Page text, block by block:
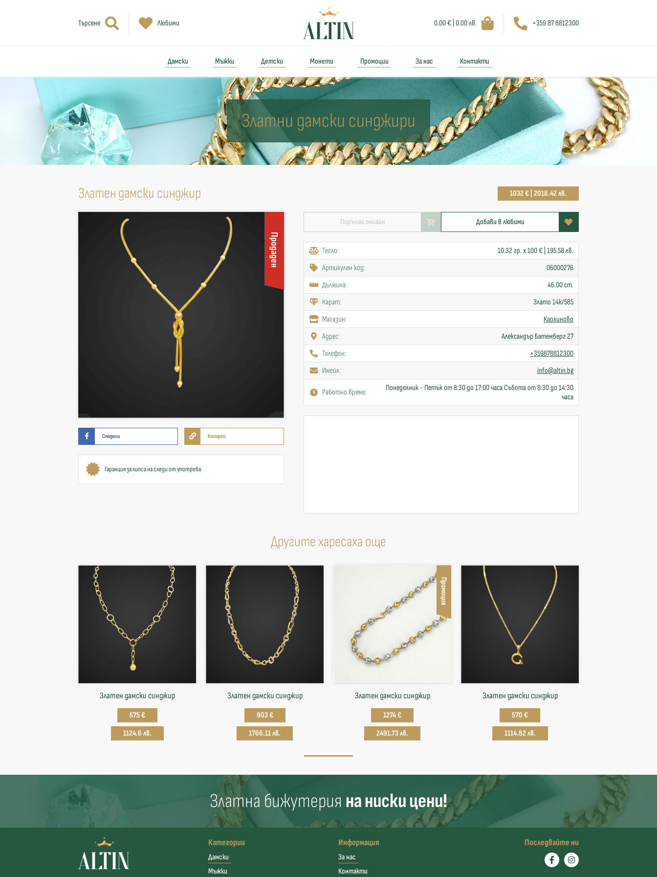
Търсене Любими 0.00 € | 0.00 лв. +359 87 8812300
Дамски Мъжки Детски Монети Промоции За нас Контакти
Златни дамски синджири
Златен дамски синджир 1032 € | 2018.42 лв.
Продаден
Сподели Копирай
Гаранция за липса на следи от употреба
Поръчай онлайн Добави в любими
Тегло:
10.32 гр. x 100 € | 195.58 лв.
Артикулен код:
06000276
Дължина:
46.00 cm.
Карат:
Злато 14к/585
Mагазин:
Каолиново
Адрес:
Александър Батемберг 27
Телефон:
+359878812300
Имейл:
info@altin.bg
Работно време:
Понеделник - Петък от 8:30 до 17:00 часа Събота от 8:30 до 14:30
часа
Другите харесаха още
Златен дамски синджир
575 €
1124.6 лв.
Златен дамски синджир
903 €
1766.11 лв.
Промоция
Златен дамски синджир
1274 €
2491.73 лв.
Златен дамски синджир
570 €
1114.82 лв.
Златна бижутерия на ниски цени!
Категории
Дамски
Мъжки
Информация
За нас
Контакти
Последвайте ни